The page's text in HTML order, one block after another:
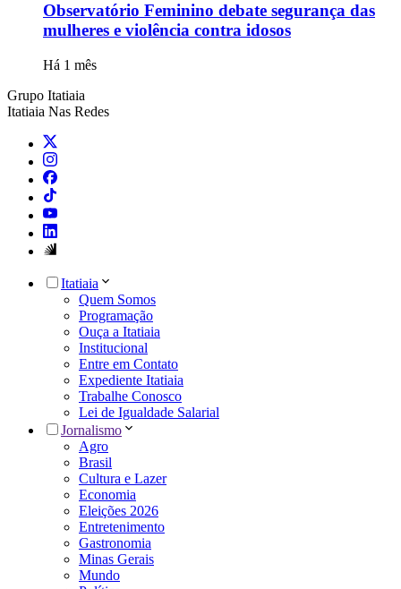
Observatório Feminino debate segurança das
mulheres e violência contra idosos
Há 1 mês
Grupo Itatiaia
Itatiaia Nas Redes
Itatiaia
Quem Somos
Programação
Ouça a Itatiaia
Institucional
Entre em Contato
Expediente Itatiaia
Trabalhe Conosco
Lei de Igualdade Salarial
Jornalismo
Agro
Brasil
Cultura e Lazer
Economia
Eleições 2026
Entretenimento
Gastronomia
Minas Gerais
Mundo